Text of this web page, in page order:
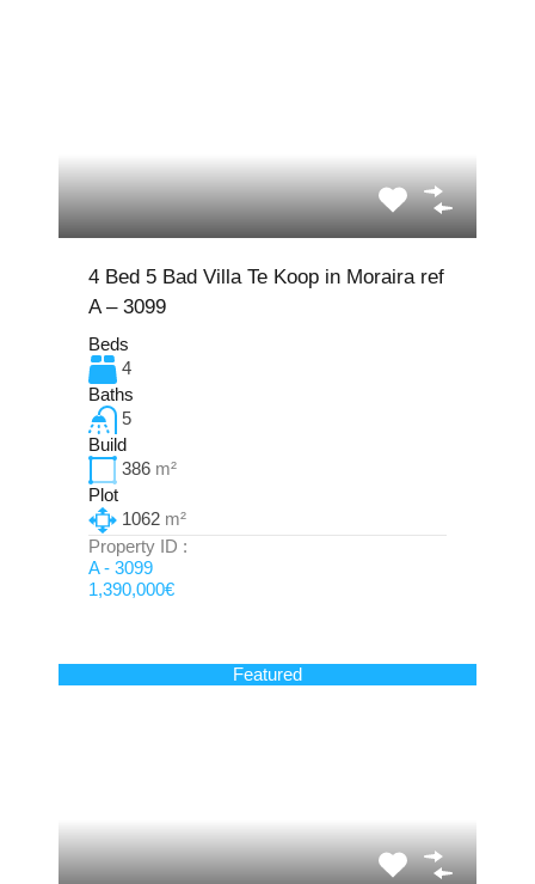
4 Bed 5 Bad Villa Te Koop in Moraira ref
A – 3099
Beds
4
Baths
5
Build
386 m²
Plot
1062 m²
Property ID :
A - 3099
1,390,000€
Featured